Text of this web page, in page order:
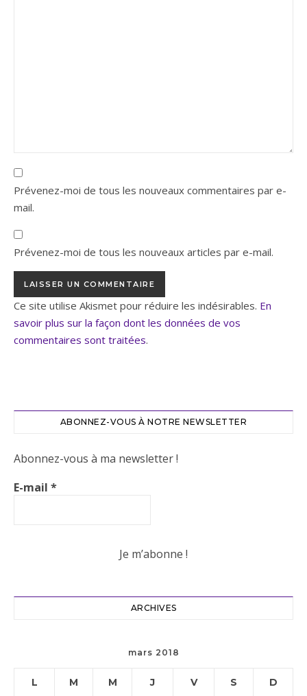
Prévenez-moi de tous les nouveaux commentaires par e-
mail.
Prévenez-moi de tous les nouveaux articles par e-mail.
Ce site utilise Akismet pour réduire les indésirables. En
savoir plus sur la façon dont les données de vos
commentaires sont traitées.
ABONNEZ-VOUS À NOTRE NEWSLETTER
Abonnez-vous à ma newsletter !
E-mail *
ARCHIVES
mars 2018
L M M J V S D